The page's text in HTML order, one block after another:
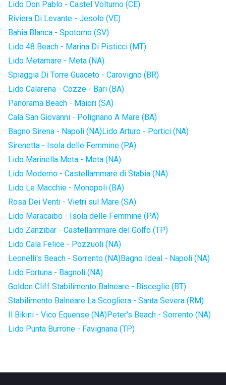
Lido Don Pablo - Castel Volturno (CE)
Riviera Di Levante - Jesolo (VE)
Bahia Blanca - Spotorno (SV)
Lido 48 Beach - Marina Di Pisticci (MT)
Lido Metamare - Meta (NA)
Spiaggia Di Torre Guaceto - Carovigno (BR)
Lido Calarena - Cozze - Bari (BA)
Panorama Beach - Maiori (SA)
Cala San Giovanni - Polignano A Mare (BA)
Bagno Sirena - Napoli (NA)Lido Arturo - Portici (NA)
Sirenetta - Isola delle Femmine (PA)
Lido Marinella Meta - Meta (NA)
Lido Moderno - Castellammare di Stabia (NA)
Lido Le Macchie - Monopoli (BA)
Rosa Dei Venti - Vietri sul Mare (SA)
Lido Maracaibo - Isola delle Femmine (PA)
Lido Zanzibar - Castellammare del Golfo (TP)
Lido Cala Felice - Pozzuoli (NA)
Leonelli's Beach - Sorrento (NA)Bagno Ideal - Napoli (NA)
Lido Fortuna - Bagnoli (NA)
Golden Cliff Stabilimento Balneare - Bisceglie (BT)
Stabilimento Balneare La Scogliera - Santa Severa (RM)
Il Bikini - Vico Equense (NA)Peter's Beach - Sorrento (NA)
Lido Punta Burrone - Favignana (TP)